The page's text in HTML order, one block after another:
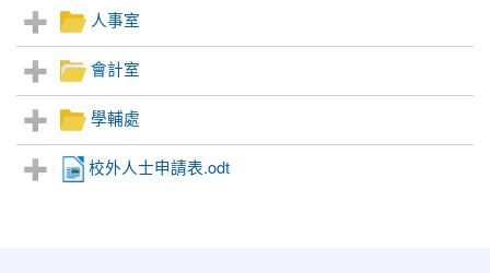
人事室
會計室
學輔處
校外人士申請表.odt